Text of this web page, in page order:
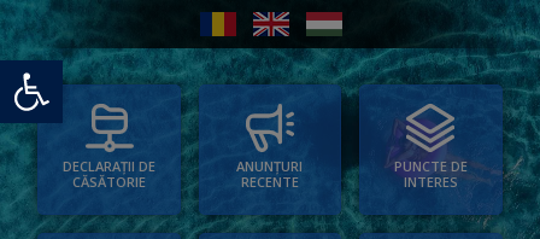
Deschide bara de unelte
DECLARAȚII DE
CĂSĂTORIE
ANUNȚURI
RECENTE
PUNCTE DE
INTERES